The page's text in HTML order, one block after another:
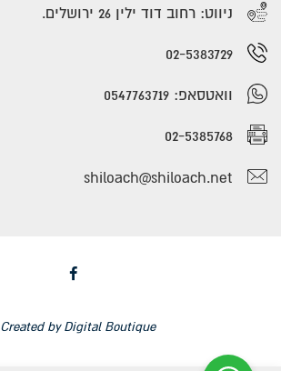
ניווט: רחוב דוד ילין 26 ירושלים.
02-5383729
וואטסאפ: 0547763719
02-5385768
shiloach@shiloach.net
Facebook
Created byDigital Boutique